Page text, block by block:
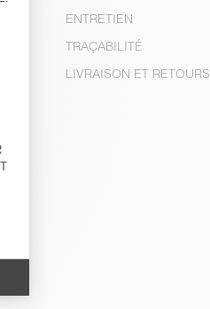
ENTRETIEN
TRAÇABILITÉ
LIVRAISON ET RETOURS